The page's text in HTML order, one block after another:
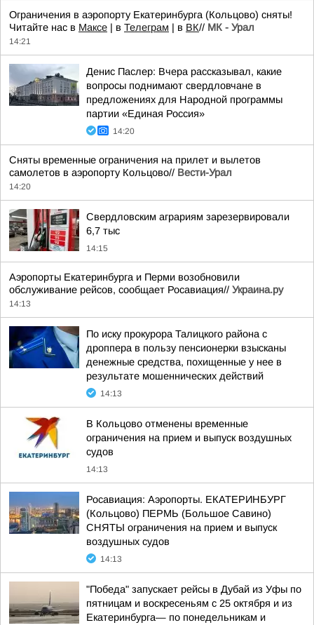
Ограничения в аэропорту Екатеринбурга (Кольцово) сняты!
Читайте нас в Максе | в Телеграм | в ВК// МК - Урал
14:21
Денис Паслер: Вчера рассказывал, какие
вопросы поднимают свердловчане в
предложениях для Народной программы
партии «Единая Россия»
14:20
Сняты временные ограничения на прилет и вылетов
самолетов в аэропорту Кольцово// Вести-Урал
14:20
Свердловским аграриям зарезервировали
6,7 тыс
14:15
Аэропорты Екатеринбурга и Перми возобновили
обслуживание рейсов, сообщает Росавиация// Украина.ру
14:13
По иску прокурора Талицкого района с
дроппера в пользу пенсионерки взысканы
денежные средства, похищенные у нее в
результате мошеннических действий
14:13
В Кольцово отменены временные
ограничения на прием и выпуск воздушных
судов
14:13
Росавиация: Аэропорты. ЕКАТЕРИНБУРГ
(Кольцово) ПЕРМЬ (Большое Савино)
СНЯТЫ ограничения на прием и выпуск
воздушных судов
14:13
"Победа" запускает рейсы в Дубай из Уфы по
пятницам и воскресеньям с 25 октября и из
Екатеринбурга— по понедельникам и